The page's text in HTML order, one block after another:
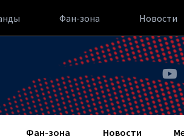
Фан-зона Новости
Фан-зона Новости